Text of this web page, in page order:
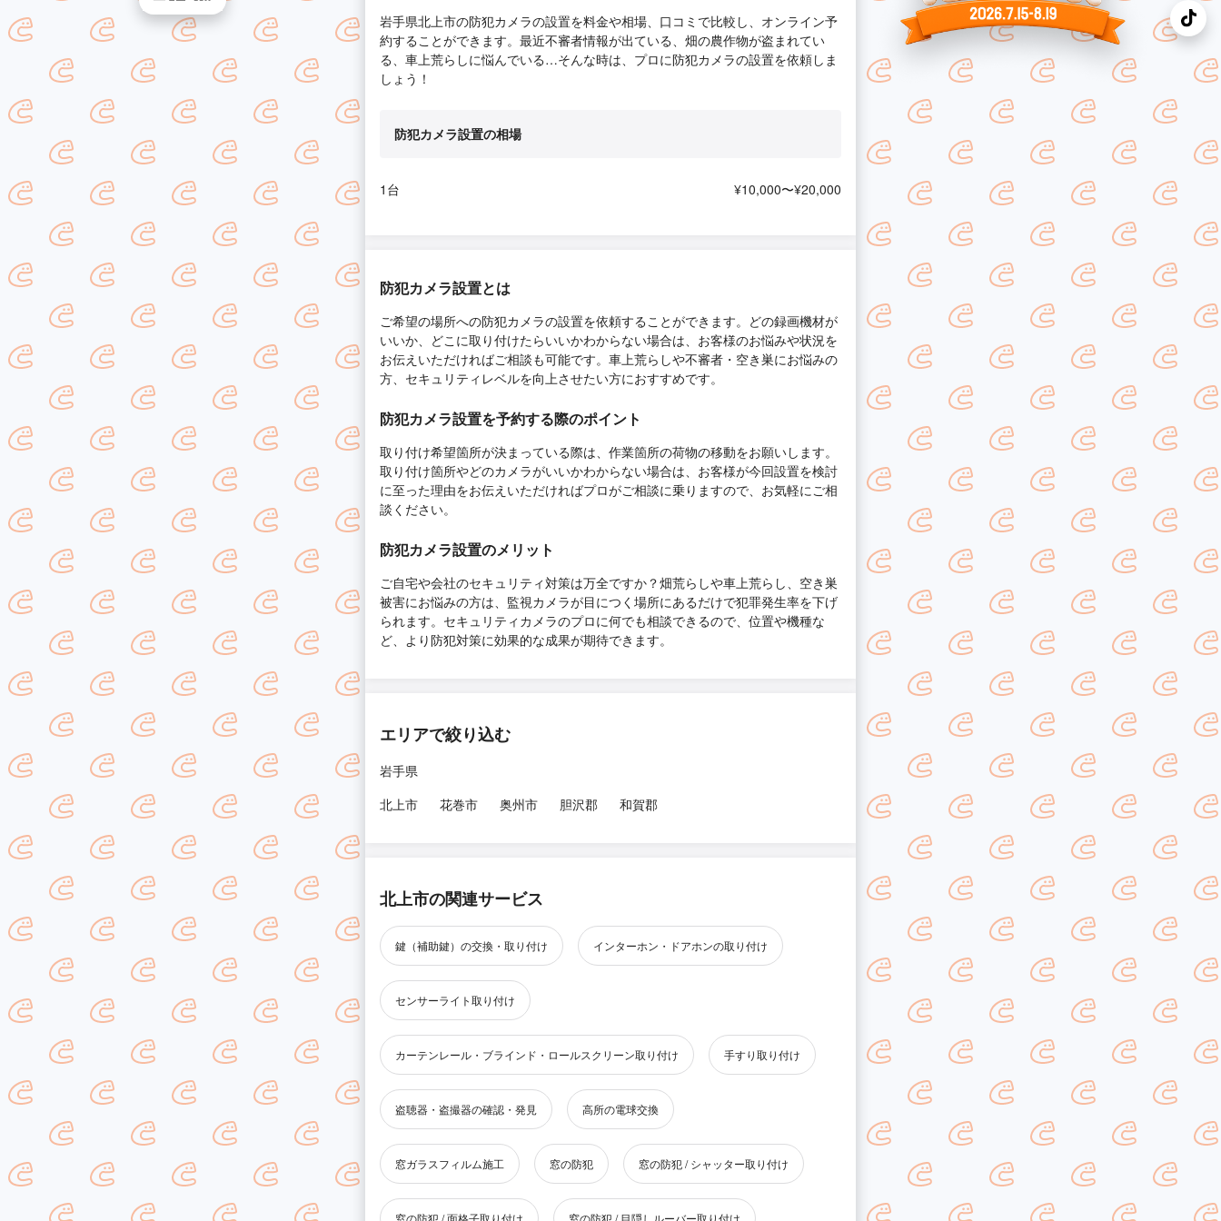
岩手県北上市の防犯カメラの設置を料金や相場、口コミで比較し、オンライン予
約することができます。最近不審者情報が出ている、畑の農作物が盗まれてい
る、車上荒らしに悩んでいる…そんな時は、プロに防犯カメラの設置を依頼しま
しょう！
防犯カメラ設置の相場
1台 ¥10,000〜¥20,000
防犯カメラ設置とは
ご希望の場所への防犯カメラの設置を依頼することができます。どの録画機材が
いいか、どこに取り付けたらいいかわからない場合は、お客様のお悩みや状況を
お伝えいただければご相談も可能です。車上荒らしや不審者・空き巣にお悩みの
方、セキュリティレベルを向上させたい方におすすめです。
防犯カメラ設置を予約する際のポイント
取り付け希望箇所が決まっている際は、作業箇所の荷物の移動をお願いします。
取り付け箇所やどのカメラがいいかわからない場合は、お客様が今回設置を検討
に至った理由をお伝えいただければプロがご相談に乗りますので、お気軽にご相
談ください。
防犯カメラ設置のメリット
ご自宅や会社のセキュリティ対策は万全ですか？畑荒らしや車上荒らし、空き巣
被害にお悩みの方は、監視カメラが目につく場所にあるだけで犯罪発生率を下げ
られます。セキュリティカメラのプロに何でも相談できるので、位置や機種な
ど、より防犯対策に効果的な成果が期待できます。
エリアで絞り込む
岩手県
北上市
花巻市 奥州市 胆沢郡 和賀郡
北上市の関連サービス
鍵（補助鍵）の交換・取り付け インターホン・ドアホンの取り付け
センサーライト取り付け
カーテンレール・ブラインド・ロールスクリーン取り付け 手すり取り付け
盗聴器・盗撮器の確認・発見 高所の電球交換
窓ガラスフィルム施工 窓の防犯 窓の防犯 / シャッター取り付け
窓の防犯 / 面格子取り付け 窓の防犯 / 目隠しルーバー取り付け